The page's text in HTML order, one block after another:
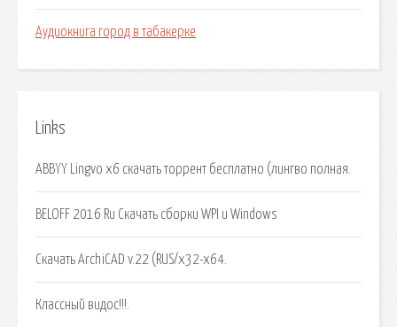
Аудиокнига город в табакерке
Links
ABBYY Lingvo x6 скачать торрент бесплатно (лингво полная.
BELOFF 2016 Ru Скачать сборки WPI и Windows
Скачать ArchiCAD v.22 (RUS/x32-x64.
Классный видос!!!.